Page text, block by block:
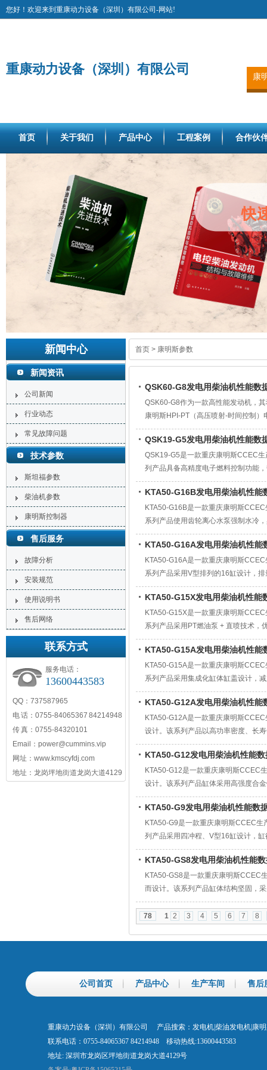
您好！欢迎来到重康动力设备（深圳）有限公司-网站!
重康动力设备（深圳）有限公司
康
首页 关于我们 产品中心 工程案例 合作伙
新闻中心
新闻资讯
公司新闻
行业动态
常见故障问题
技术参数
斯坦福参数
柴油机参数
康明斯控制器
售后服务
故障分析
安装规范
使用说明书
售后网络
联系方式
服务电话：
13600443583
QQ：737587965
电 话：0755-84065367 84214948
传 真：0755-84320101
Email：power@cummins.vip
网址：www.kmscyfdj.com
地址：龙岗坪地街道龙岗大道4129
首页 > 康明斯参数
QSK60-G8发电用柴油机性能数
QSK60-G8作为一款高性能发动机，
康明斯HPI-PT（高压喷射-时间控制
率约194 g/kW·h）并降低排放，满足
QSK19-G5发电用柴油机性能数
QSK19-G5是一款重庆康明斯CCEC
列产品具备高精度电子燃料控制功能
耗水平以及长达十年的大修周期，大
KTA50-G16B发电用柴油机性能
KTA50-G16B是一款重庆康明斯
系列产品使用齿轮离心水泵强制水冷
却器和多级滤清器，保障发动机在高
KTA50-G16A发电用柴油机性能
KTA50-G16A是一款重庆康明斯
系列产品采用V型排列的16缸设计，
系统，结合STC分步正时技术，优化
KTA50-G15X发电用柴油机性能
KTA50-G15X是一款重庆康明斯
系列产品采用‌PT燃油泵 + 直喷技术‌，
调节器（AVR）、智能控制器（如保
KTA50-G15A发电用柴油机性能
KTA50-G15A是一款重庆康明斯
系列产品采用集成化缸体缸盖设计，
经济性优于行业平均水平，其超载范
KTA50-G12A发电用柴油机性能
KTA50-G12A是一款重庆康明斯
设计。该系列产品以‌高功率密度、长
国III阶段（国三）‌要求，适用于对环
KTA50-G12发电用柴油机性能数
KTA50-G12是一款重庆康明斯CCEC
设计。该系列产品缸体采用‌高强度合
注重恶劣环境下的长期稳定运行，‌大
KTA50-G9发电用柴油机性能数
KTA50-G9是一款重庆康明斯CCEC
列产品采用‌四冲程、V型16缸‌设计，
升进气效率与动力输出。
KTA50-GS8发电用柴油机性能
KTA50-GS8是一款重庆康明斯CCEC
而设计。该系列产品缸体结构坚固，
据中心、大型商业综合体、电网调峰
78
1 2 3 4 5 6 7 8
公司首页 产品中心 生产车间 售后
重康动力设备（深圳）有限公司 产品搜索：发电机|柴油发电机|康
联系电话：0755-84065367 84214948 移动热线:13600443583
地址: 深圳市龙岗区坪地街道龙岗大道4129号